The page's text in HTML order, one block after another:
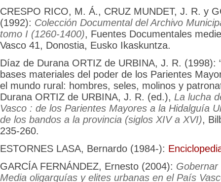
CRESPO RICO, M. Á., CRUZ MUNDET, J. R. y
(1992): Colección Documental del Archivo
tomo I (1260-1400), Fuentes Documentales
Vasco 41, Donostia, Eusko Ikaskuntza.
Díaz de Durana ORTIZ de URBINA, J. R. (1998):
bases materiales del poder de los Parientes
el mundo rural: hombres, seles, molinos y
Durana ORTIZ de URBINA, J. R. (ed.), La lucha
Vasco : de los Parientes Mayores a la Hidalguía
de los bandos a la provincia (siglos XIV a XVI),
235-260.
ESTORNES LASA, Bernardo (1984-):
GARCÍA FERNÁNDEZ, Ernesto (2004): Gobernar
Media oligarquías y elites urbanas en el País